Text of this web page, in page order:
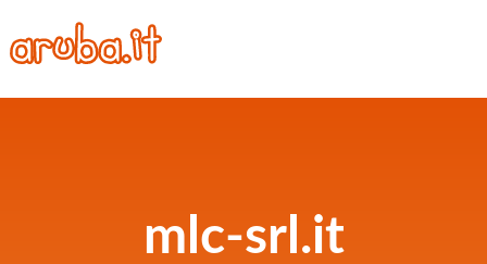
mlc-srl.it